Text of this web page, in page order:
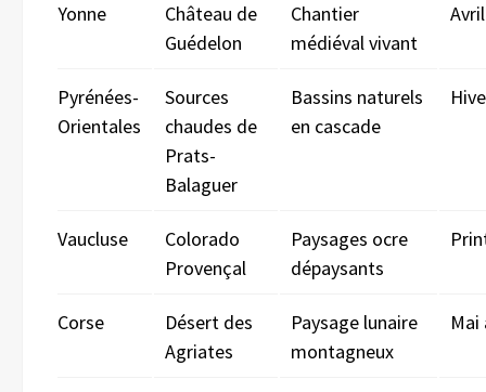
Yonne
Château de
Guédelon
Chantier
médiéval vivant
Pyrénées-
Orientales
Sources
chaudes de
Prats-
Balaguer
Bassins naturels
en cascade
Vaucluse
Colorado
Provençal
Paysages ocre
dépaysants
Corse
Désert des
Agriates
Paysage lunaire
montagneux
Mai